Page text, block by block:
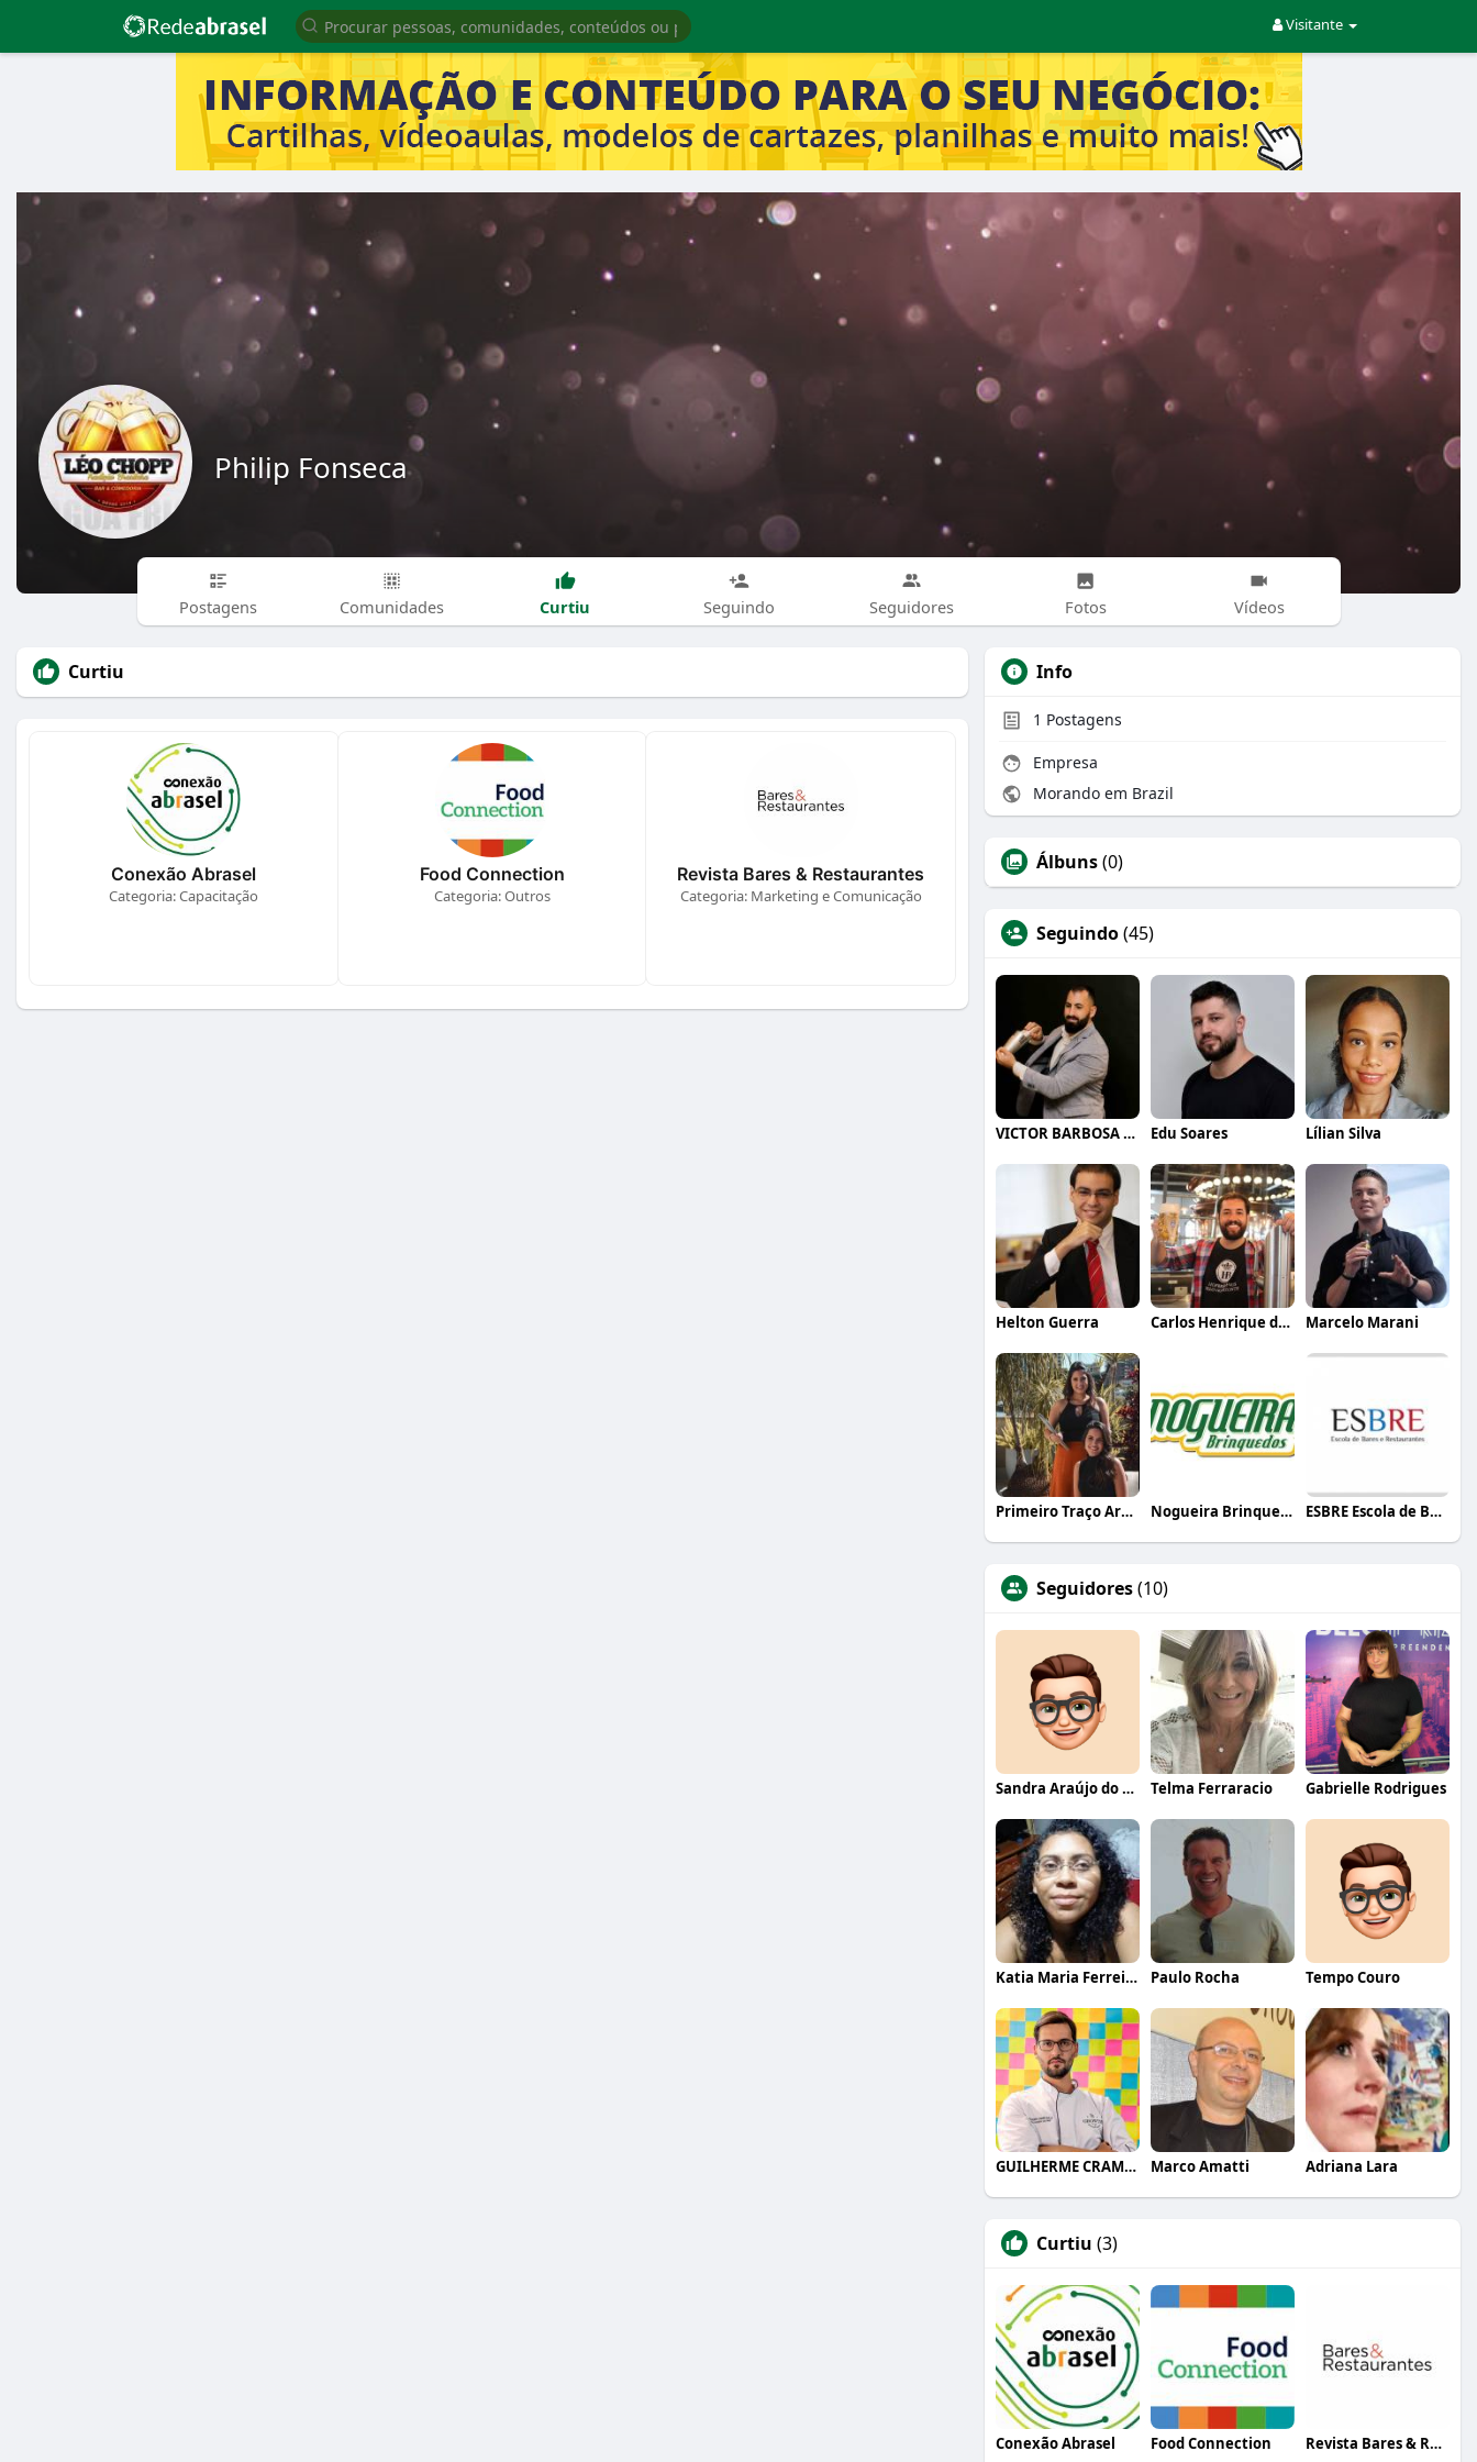
Visitante
Philip Fonseca
Postagens Comunidades Curtiu Seguindo Seguidores Fotos Vídeos
Curtiu
Conexão Abrasel
Categoria: Capacitação
Food Connection
Categoria: Outros
Revista Bares & Restaurantes
Categoria: Marketing e Comunicação
Info
1 Postagens
Empresa
Morando em Brazil
Álbuns(0)
Seguindo(45)
VICTOR BARBOSA QUARANTA Edu Soares Lílian Silva
Helton Guerra Carlos Henrique de Faria Vasconcelos Marcelo Marani
Primeiro Traço Arquitetura Nogueira Brinquedos ESBRE Escola de Bares e Restaurantes
Seguidores(10)
Sandra Araújo do Carmo Telma Ferraracio Gabrielle Rodrigues
Katia Maria Ferreira Paulo Rocha Tempo Couro
GUILHERME CRAMER BALLE Marco Amatti Adriana Lara
Curtiu (3)
Conexão Abrasel Food Connection Revista Bares & Restaurantes